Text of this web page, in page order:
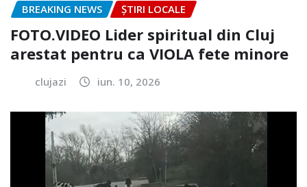
BREAKING NEWS ȘTIRI LOCALE
FOTO.VIDEO Lider spiritual din Cluj
arestat pentru ca VIOLA fete minore
clujazi iun. 10, 2026